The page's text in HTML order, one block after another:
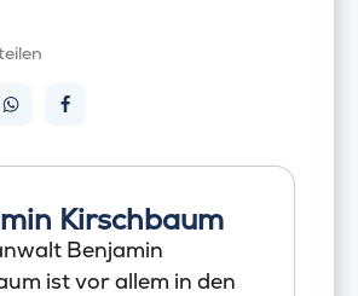
Kirschbaum
Benjamin
ist vor allem in den